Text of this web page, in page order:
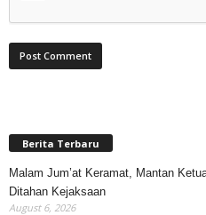
Berita Terbaru
Malam Jum’at Keramat, Mantan
Ditahan Kejaksaan
August 6, 2026